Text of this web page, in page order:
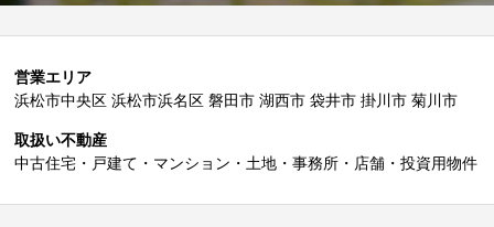
営業エリア
浜松市中央区 浜松市浜名区 磐田市 湖西市 袋井市 掛川市 菊川市
取扱い不動産
中古住宅・戸建て・マンション・土地・事務所・店舗・投資用物件